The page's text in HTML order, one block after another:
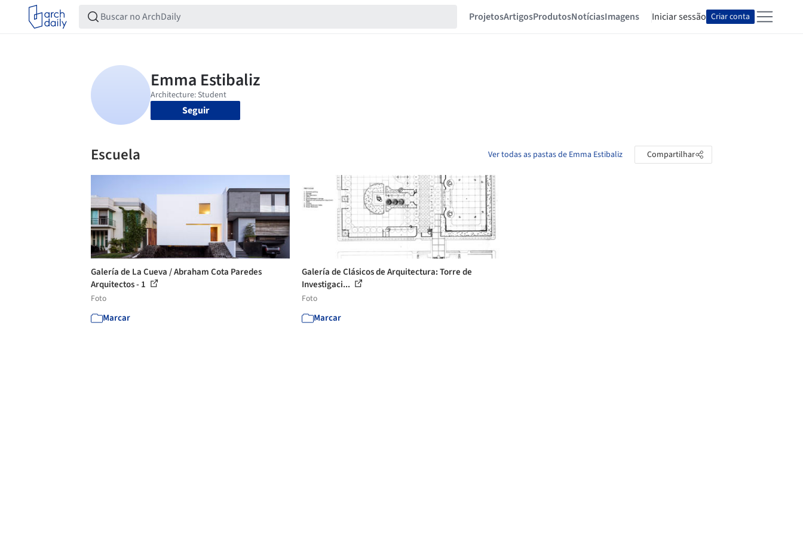
ProjetosArtigosProdutosNotíciasImagens Iniciar sessão Criar conta
Seguir
Escuela Ver todas as pastas de Emma Estibaliz Compartilhar
Galería de La Cueva / Abraham Cota Paredes
Arquitectos - 1
Foto
Marcar
Galería de Clásicos de Arquitectura: Torre de
Investigaci...
Foto
Marcar